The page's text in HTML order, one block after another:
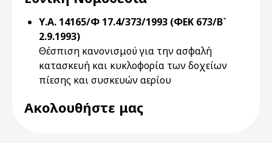
Υ.Α. 14165/Φ 17.4/373/1993 (ΦΕΚ 673/Β`
2.9.1993)
Θέσπιση κανονισμού για την ασφαλή
κατασκευή και κυκλοφορία των δοχείων
πίεσης και συσκευών αερίου
Ακολουθήστε μας